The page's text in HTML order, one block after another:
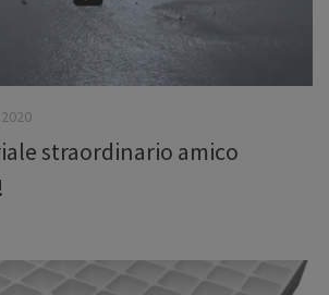
straordinario amico